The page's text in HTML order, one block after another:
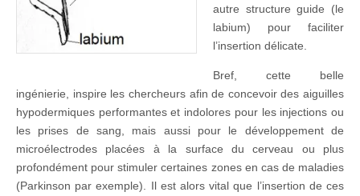
autre structure guide (le
labium) pour faciliter
l’insertion délicate.
Bref, cette belle
ingénierie, inspire les chercheurs afin de concevoir des aiguilles
hypodermiques performantes et indolores pour les injections ou
les prises de sang, mais aussi pour le développement de
microélectrodes placées à la surface du cerveau ou plus
profondément pour stimuler certaines zones en cas de maladies
(Parkinson par exemple). Il est alors vital que l’insertion de ces